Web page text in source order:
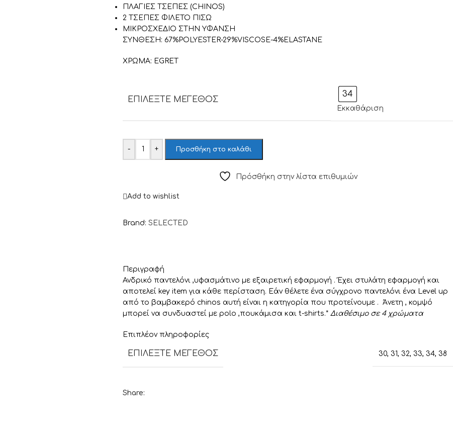
ΠΛΑΓΙΕΣ ΤΣΕΠΕΣ (CHINOS)
2 ΤΣΕΠΕΣ ΦΙΛΕΤΟ ΠΙΣΩ
ΜΙΚΡΟΣΧΕΔΙΟ ΣΤΗΝ ΥΦΑΝΣΗ
ΣΥΝΘΕΣΗ: 67%POLYESTER-29%VISCOSE-4%ELASTANE
ΧΡΩΜΑ: EGRET
ΕΠΙΛΈΞΤΕ ΜΈΓΕΘΟΣ
34
Εκκαθάριση
- + Προσθήκη στο καλάθι
Πρόσθήκη στην λίστα επιθυμιών
Add to wishlist
Brand: SELECTED
Περιγραφή
Ανδρικό παντελόνι ,υφασμάτινο με εξαιρετική εφαρμογή . Έχει στυλάτη εφαρμογή και
αποτελεί key item για κάθε περίσταση. Εάν θέλετε ένα σύγχρονο παντελόνι ένα Level up
από το βαμβακερό chinos αυτή είναι η κατηγορία που προτείνουμε . Άνετη , κομψό
μπορεί να συνδυαστεί με polo ,πουκάμισα και t-shirts.* Διαθέσιμο σε 4 χρώματα
Επιπλέον πληροφορίες
ΕΠΙΛΈΞΤΕ ΜΈΓΕΘΟΣ 30, 31, 32, 33, 34, 38
Share: